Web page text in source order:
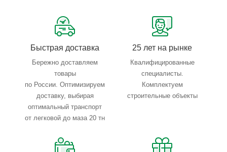
Быстрая доставка
Бережно доставляем
товары
по России. Оптимизируем
доставку, выбирая
оптимальный транспорт
от легковой до маза 20 тн
25 лет на рынке
Квалифицированные
специалисты.
Комплектуем
строительные объекты